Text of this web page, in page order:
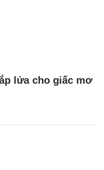
lửa cho giấc mơ